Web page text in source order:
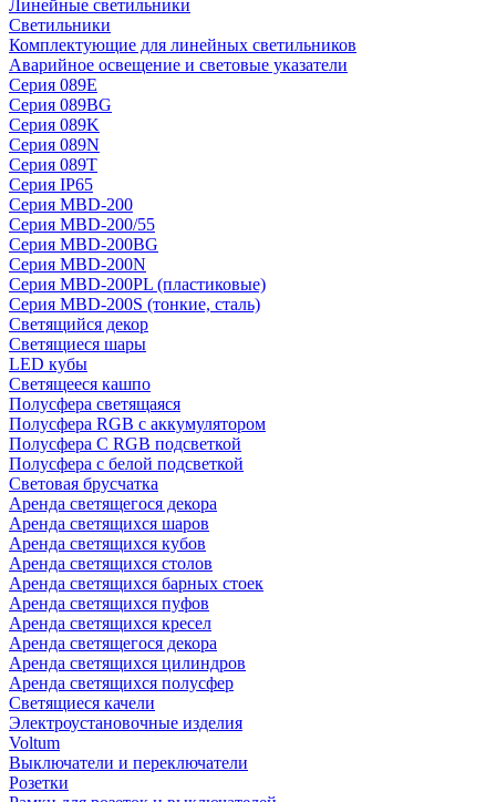
Линейные светильники
Светильники
Комплектующие для линейных светильников
Аварийное освещение и световые указатели
Серия 089E
Серия 089BG
Серия 089K
Серия 089N
Серия 089T
Серия IP65
Серия MBD-200
Серия MBD-200/55
Серия MBD-200BG
Серия MBD-200N
Серия MBD-200PL (пластиковые)
Серия MBD-200S (тонкие, сталь)
Светящийся декор
Светящиеся шары
LED кубы
Светящееся кашпо
Полусфера светящаяся
Полусфера RGB с аккумулятором
Полусфера С RGB подсветкой
Полусфера с белой подсветкой
Световая брусчатка
Аренда светящегося декора
Аренда светящихся шаров
Аренда светящихся кубов
Аренда светящихся столов
Аренда светящихся барных стоек
Аренда светящихся пуфов
Аренда светящихся кресел
Аренда светящегося декора
Аренда светящихся цилиндров
Аренда светящихся полусфер
Светящиеся качели
Электроустановочные изделия
Voltum
Выключатели и переключатели
Розетки